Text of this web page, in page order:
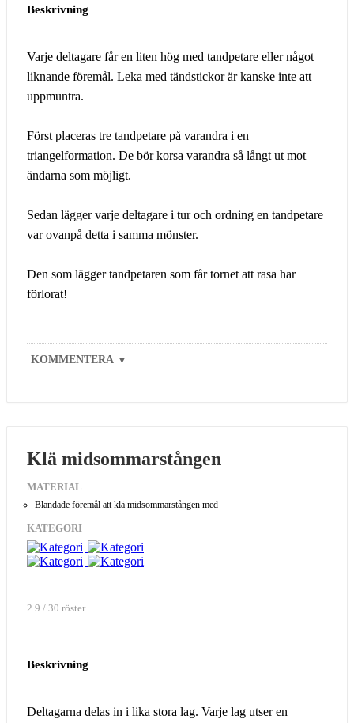
Beskrivning
Varje deltagare får en liten hög med tandpetare eller något
liknande föremål. Leka med tändstickor är kanske inte att
uppmuntra.
Först placeras tre tandpetare på varandra i en
triangelformation. De bör korsa varandra så långt ut mot
ändarna som möjligt.
Sedan lägger varje deltagare i tur och ordning en tandpetare
var ovanpå detta i samma mönster.
Den som lägger tandpetaren som får tornet att rasa har
förlorat!
KOMMENTERA ▼
Klä midsommarstången
MATERIAL
Blandade föremål att klä midsommarstången med
KATEGORI
2.9 / 30 röster
Beskrivning
Deltagarna delas in i lika stora lag. Varje lag utser en